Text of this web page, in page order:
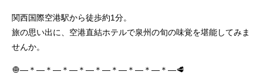
関西国際空港駅から徒歩約1分。
旅の思い出に、空港直結ホテルで泉州の旬の味覚を堪能してみま
せんか。
🧅―＊―＊―＊―＊―＊―＊―＊―＊―＊―🥩